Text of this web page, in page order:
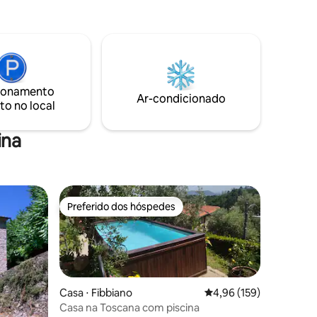
e
ainda
no local
Ar-condicionado
Preferido dos hóspedes
Preferido dos hóspedes
Casa ⋅ Fibbiano 4,96 de uma avaliação
4,96 (159)
Casa na Toscana com piscina